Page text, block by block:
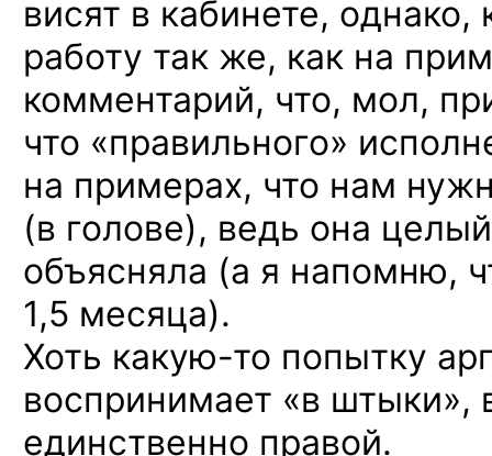
висят в кабинете, однако,
работу так же, как на
комментарий, что, мол,
что «правильного»
на примерах, что нам
(в голове), ведь она
объясняла (а я напомню,
1,5 месяца).
Хоть какую-то попытку
воспринимает «в штыки»,
единственно правой.